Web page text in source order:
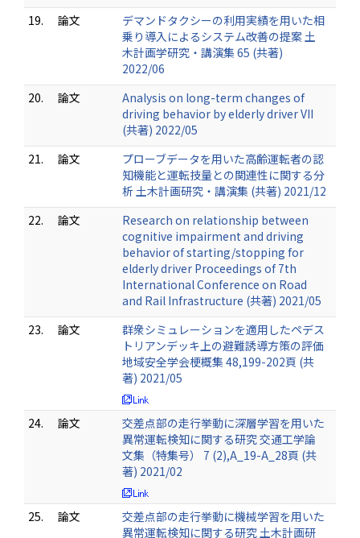
19.
論文
デマンドタクシーの利用実績を用いた相
乗り導入によるシステム改善の提案 土
木計画学研究・講演集 65 (共著)
2022/06
20.
論文
Analysis on long-term changes of
driving behavior by elderly driver VII
(共著) 2022/05
21.
論文
プローブデータを⽤いた⾼齢運転者の認
知機能と運転技量との関連性に関する分
析 土木計画研究・講演集 (共著) 2021/12
22.
論文
Research on relationship between
cognitive impairment and driving
behavior of starting/stopping for
elderly driver Proceedings of 7th
International Conference on Road
and Rail Infrastructure (共著) 2021/05
23.
論文
群衆シミュレーションを適用したペデス
トリアンデッキ上の避難誘導方策の評価
地域安全学会梗概集 48,199-202頁 (共
著) 2021/05
24. 論文
交差点部の走行挙動に深層学習を用いた
異常運転検知に関する研究 交通工学論
文集（特集号） 7 (2),A_19-A_28頁 (共
著) 2021/02
25. 論文
交差点部の走行挙動に機械学習を用いた
異常運転検知に関する研究 土木計画研